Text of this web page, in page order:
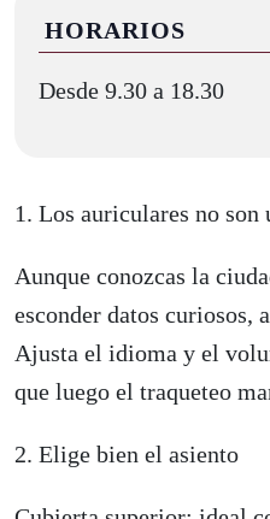
HORARIOS
Desde 9.30 a 18.30
1. Los auriculares no son
Aunque conozcas la
esconder datos curiosos,
Ajusta el idioma y el
que luego el traqueteo
2. Elige bien el asiento